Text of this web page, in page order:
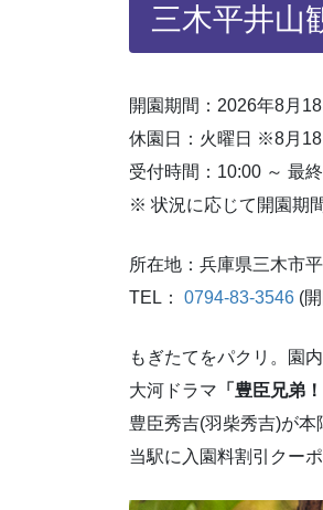
三木平井山
開園期間：2026年8月
休園日：火曜日 ※8月18
受付時間：10:00 ～ 最
※ 状況に応じて開園期
所在地：兵庫県三木市
TEL： 0794-83-3546 (
もぎたてをパクリ。園内
大河ドラマ 「豊臣兄弟！
豊臣秀吉(羽柴秀吉)が本
当駅に入園料割引クー